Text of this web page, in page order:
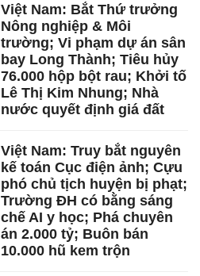
Việt Nam: Bắt Thứ trưởng
Nông nghiệp & Môi
trường; Vi phạm dự án sân
bay Long Thành; Tiêu hủy
76.000 hộp bột rau; Khởi tố
Lê Thị Kim Nhung; Nhà
nước quyết định giá đất
Việt Nam: Truy bắt nguyên
kế toán Cục điện ảnh; Cựu
phó chủ tịch huyện bị phạt;
Trường ĐH có bằng sáng
chế AI y học; Phá chuyên
án 2.000 tỷ; Buôn bán
10.000 hũ kem trộn